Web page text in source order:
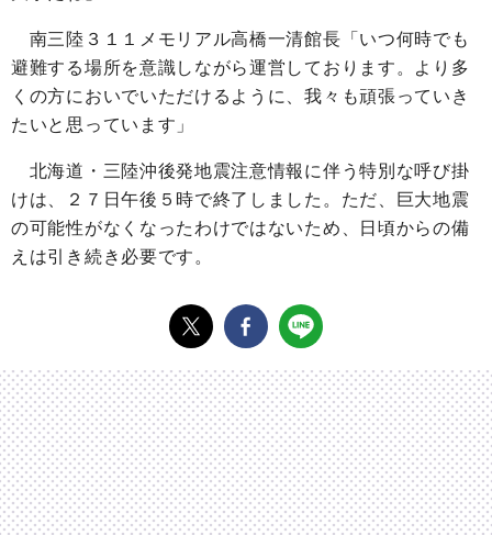
南三陸３１１メモリアル高橋一清館長「いつ何時でも
避難する場所を意識しながら運営しております。より多
くの方においでいただけるように、我々も頑張っていき
たいと思っています」
北海道・三陸沖後発地震注意情報に伴う特別な呼び掛
けは、２７日午後５時で終了しました。ただ、巨大地震
の可能性がなくなったわけではないため、日頃からの備
えは引き続き必要です。